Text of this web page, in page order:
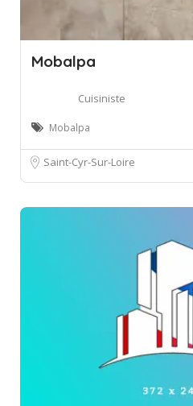
Mobalpa
Cuisiniste
Mobalpa
Saint-Cyr-Sur-Loire